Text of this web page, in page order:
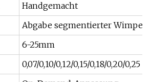
Handgemacht
Abgabe segmentierter
6-25mm
0,07/0,10/0,12/0,15/0,18/0,20/0,25